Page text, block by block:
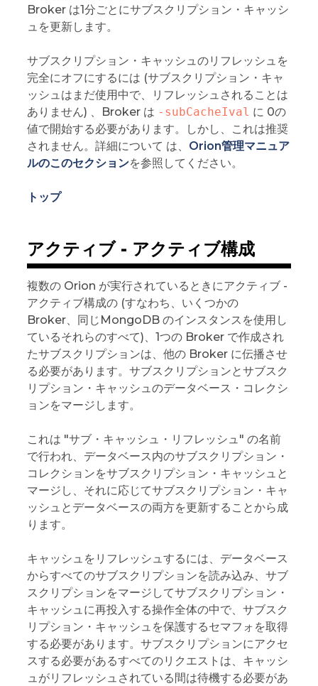
Broker は1分ごとにサブスクリプション・キャッシ
ュを更新します。
サブスクリプション・キャッシュのリフレッシュを
完全にオフにするには (サブスクリプション・キャ
ッシュはまだ使用中で、リフレッシュされることは
ありません) 、Broker は -subCacheIval に 0の
値で開始する必要があります。しかし、これは推奨
されません。詳細について は、 Orion管理マニュア
ルのこのセクションを参照してください。
トップ
アクティブ - アクティブ構成
複数の Orion が実行されているときにアクティブ -
アクティブ構成の (すなわち、いくつかの
Broker、同じMongoDB のインスタンスを使用し
ているそれらのすべて)、1つの Broker で作成され
たサブスクリプションは、他の Broker に伝播させ
る必要があります。サブスクリプションとサブスク
リプション・キャッシュのデータベース・コレクシ
ョンをマージします。
これは "サブ・キャッシュ・リフレッシュ" の名前
で行われ、データベース内のサブスクリプション・
コレクションをサブスクリプション・キャッシュと
マージし、それに応じてサブスクリプション・キャ
ッシュとデータベースの両方を更新することから成
ります。
キャッシュをリフレッシュするには、データベース
からすべてのサブスクリプションを読み込み、サブ
スクリプションをマージしてサブスクリプション・
キャッシュに再投入する操作全体の中で、サブスク
リプション・キャッシュを保護するセマフォを取得
する必要があります。サブスクリプションにアクセ
スする必要があるすべてのリクエストは、キャッシ
ュがリフレッシュされている間は待機する必要があ